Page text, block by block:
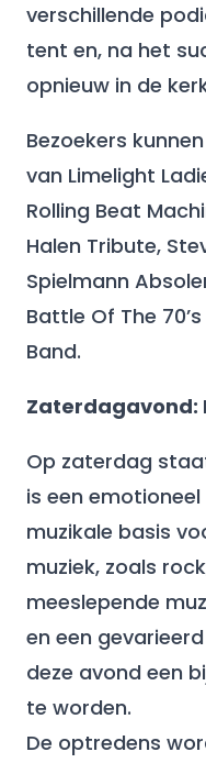
verschillende
tent en, na het
opnieuw in de
Bezoekers
van Limelight
Rolling Beat
Halen Tribute,
Spielmann
Battle Of The
Band.
Zaterdagavond:
Op zaterdag
is een
muzikale basis
muziek, zoals
meeslepende
en een
deze avond een
te worden.
De optredens